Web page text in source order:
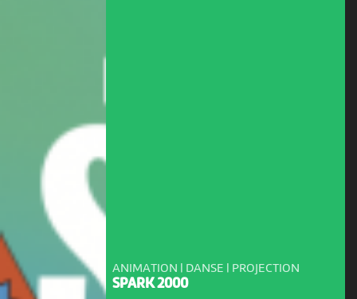
ANIMATION | DANSE | PROJECTION
SPARK 2000